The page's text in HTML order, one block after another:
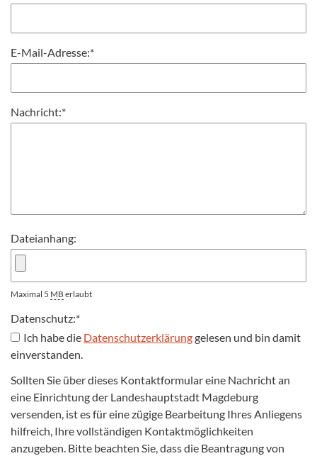
E-Mail-Adresse:*
Nachricht:*
Dateianhang:
Maximal 5 MB erlaubt
Datenschutz:*
Ich habe die Datenschutzerklärunggelesen und bin damit
einverstanden.
Sollten Sie über dieses Kontaktformular eine Nachricht an
eine Einrichtung der Landeshauptstadt Magdeburg
versenden, ist es für eine zügige Bearbeitung Ihres Anliegens
hilfreich, Ihre vollständigen Kontaktmöglichkeiten
anzugeben. Bitte beachten Sie, dass die Beantragung von